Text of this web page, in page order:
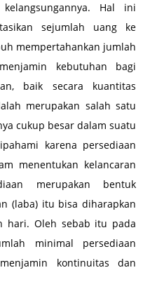
Hal ini
sejumlah uang ke
mempertahankan jumlah
kebutuhan bagi
baik secara kuantitas
merupakan salah satu
cukup besar dalam suatu
karena persediaan
menentukan kelancaran
merupakan bentuk
(laba) itu bisa diharapkan
hari. Oleh sebab itu pada
minimal persediaan
kontinuitas dan